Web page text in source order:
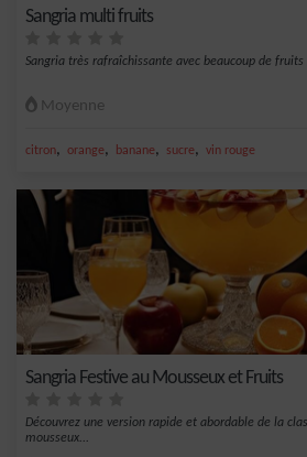
Sangria multi fruits
Sangria très rafraîchissante avec beaucoup de fruits
Moyenne
citron, orange, banane, sucre, vin rouge
Sangria Festive au Mousseux et Fruits
Découvrez une version rapide et abordable de la
mousseux...